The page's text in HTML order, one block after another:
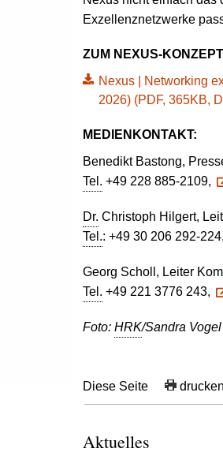
Exzellenznetzwerke
ZUM NEXUS-
Nexus | Networking
2026) (PDF, 365KB,
MEDIENKONTAKT:
Benedikt Bastong,
Tel. +49 228 885-2109,
Dr. Christoph Hilgert,
Tel.: +49 30 206 292-224,
Georg Scholl, Leiter
Tel. +49 221 3776 243,
Foto: HRK/Sandra Vogel
Diese Seite drucken
Aktuelles